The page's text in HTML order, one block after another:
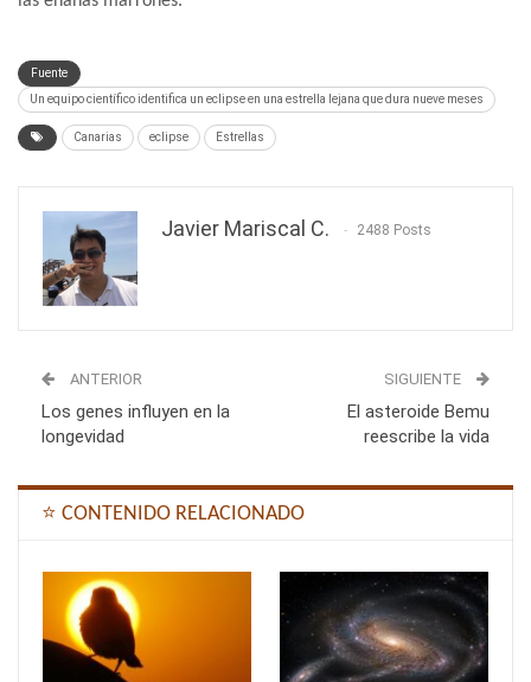
Fuente
Un equipo científico identifica un eclipse en una estrella lejana que dura nueve meses
Canarias eclipse Estrellas
Javier Mariscal C. 2488 Posts
ANTERIOR
Los genes influyen en la
longevidad
SIGUIENTE
El asteroide Bemu
reescribe la vida
⭐ CONTENIDO RELACIONADO